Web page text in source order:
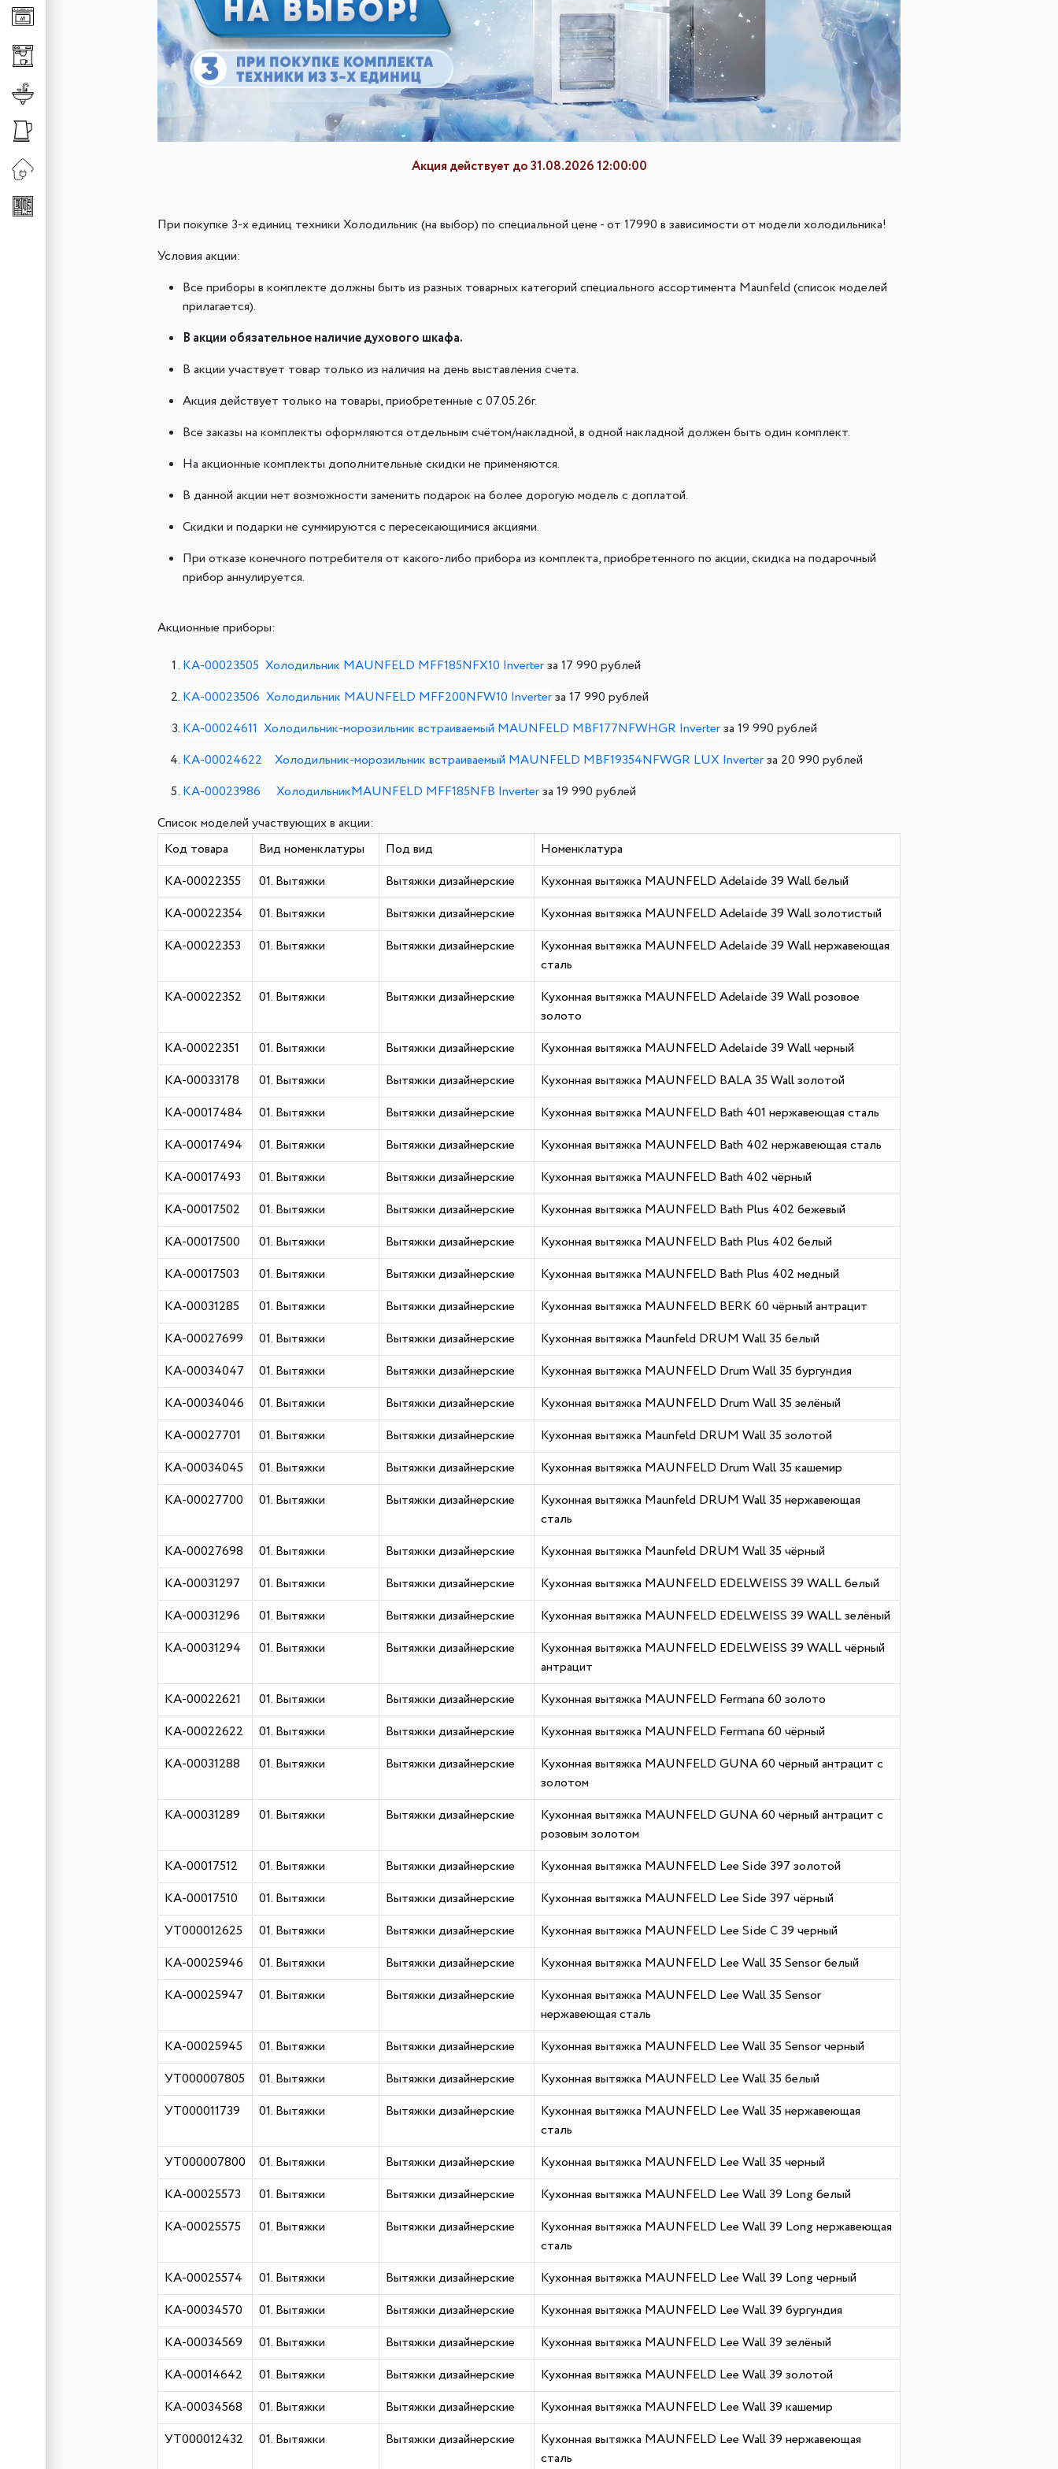
Клавиши для измельчителей
Сменная горловина для измельчителя
Переливы для моек
Смесители
Смесители для кухни
Фильтры для воды
Фильтры для воды
Универсальные системы хранения вещей
Хранение аксессуаров
Хранение обуви
Светильники индивидуального размера
Светильники для декоративной подсветки
Точечные светильники
Трансформаторы
Аксессуары и комплектующие
Акция действует до 31.08.2026 12:00:00
При покупке 3-х единиц техники Холодильник (на выбор) по специальной цене - от 17990 в зависимости от модели холодильника!
Условия акции:
Все приборы в комплекте должны быть из разных товарных категорий специального ассортимента Maunfeld (список моделей
прилагается).
В акции обязательное наличие духового шкафа.
В акции участвует товар только из наличия на день выставления счета.
Акция действует только на товары, приобретенные с 07.05.26г.
Все заказы на комплекты оформляются отдельным счётом/накладной, в одной накладной должен быть один комплект.
На акционные комплекты дополнительные скидки не применяются.
В данной акции нет возможности заменить подарок на более дорогую модель с доплатой.
Скидки и подарки не суммируются с пересекающимися акциями.
При отказе конечного потребителя от какого-либо прибора из комплекта, приобретенного по акции, скидка на подарочный
прибор аннулируется.
Акционные приборы:
КА-00023505 Холодильник MAUNFELD MFF185NFX10 Inverterза 17 990 рублей
КА-00023506 Холодильник MAUNFELD MFF200NFW10 Inverterза 17 990 рублей
КА-00024611 Холодильник-морозильник встраиваемый MAUNFELD MBF177NFWHGR Inverterза 19 990 рублей
КА-00024622 Холодильник-морозильник встраиваемый MAUNFELD MBF19354NFWGR LUX Inverterза 20 990 рублей
КА-00023986 ХолодильникMAUNFELD MFF185NFB Inverterза 19 990 рублей
Список моделей участвующих в акции:
Код товара
Вид номенклатуры Под вид
Номенклатура
КА-00022355
01. Вытяжки Вытяжки дизайнерские
Кухонная вытяжка MAUNFELD Adelaide 39 Wall белый
КА-00022354
01. Вытяжки Вытяжки дизайнерские
Кухонная вытяжка MAUNFELD Adelaide 39 Wall золотистый
КА-00022353
01. Вытяжки Вытяжки дизайнерские
Кухонная вытяжка MAUNFELD Adelaide 39 Wall нержавеющая
сталь
КА-00022352
01. Вытяжки Вытяжки дизайнерские
Кухонная вытяжка MAUNFELD Adelaide 39 Wall розовое
золото
КА-00022351
01. Вытяжки Вытяжки дизайнерские
Кухонная вытяжка MAUNFELD Adelaide 39 Wall черный
КА-00033178
01. Вытяжки Вытяжки дизайнерские
Кухонная вытяжка MAUNFELD BALA 35 Wall золотой
КА-00017484
01. Вытяжки Вытяжки дизайнерские
Кухонная вытяжка MAUNFELD Bath 401 нержавеющая сталь
КА-00017494
01. Вытяжки Вытяжки дизайнерские
Кухонная вытяжка MAUNFELD Bath 402 нержавеющая сталь
КА-00017493
01. Вытяжки Вытяжки дизайнерские
Кухонная вытяжка MAUNFELD Bath 402 чёрный
КА-00017502
01. Вытяжки Вытяжки дизайнерские
Кухонная вытяжка MAUNFELD Bath Plus 402 бежевый
КА-00017500
01. Вытяжки Вытяжки дизайнерские
Кухонная вытяжка MAUNFELD Bath Plus 402 белый
КА-00017503
01. Вытяжки Вытяжки дизайнерские
Кухонная вытяжка MAUNFELD Bath Plus 402 медный
КА-00031285
01. Вытяжки Вытяжки дизайнерские
Кухонная вытяжка MAUNFELD BERK 60 чёрный антрацит
КА-00027699
01. Вытяжки Вытяжки дизайнерские
Кухонная вытяжка Maunfeld DRUM Wall 35 белый
КА-00034047
01. Вытяжки Вытяжки дизайнерские
Кухонная вытяжка MAUNFELD Drum Wall 35 бургундия
КА-00034046
01. Вытяжки Вытяжки дизайнерские
Кухонная вытяжка MAUNFELD Drum Wall 35 зелёный
КА-00027701
01. Вытяжки Вытяжки дизайнерские
Кухонная вытяжка Maunfeld DRUM Wall 35 золотой
КА-00034045
01. Вытяжки Вытяжки дизайнерские
Кухонная вытяжка MAUNFELD Drum Wall 35 кашемир
КА-00027700
01. Вытяжки Вытяжки дизайнерские
Кухонная вытяжка Maunfeld DRUM Wall 35 нержавеющая
сталь
КА-00027698
01. Вытяжки Вытяжки дизайнерские
Кухонная вытяжка Maunfeld DRUM Wall 35 чёрный
КА-00031297
01. Вытяжки Вытяжки дизайнерские
Кухонная вытяжка MAUNFELD EDELWEISS 39 WALL белый
КА-00031296
01. Вытяжки Вытяжки дизайнерские
Кухонная вытяжка MAUNFELD EDELWEISS 39 WALL зелёный
КА-00031294
01. Вытяжки Вытяжки дизайнерские
Кухонная вытяжка MAUNFELD EDELWEISS 39 WALL чёрный
антрацит
КА-00022621
01. Вытяжки Вытяжки дизайнерские
Кухонная вытяжка MAUNFELD Fermana 60 золото
КА-00022622
01. Вытяжки Вытяжки дизайнерские
Кухонная вытяжка MAUNFELD Fermana 60 чёрный
КА-00031288
01. Вытяжки Вытяжки дизайнерские
Кухонная вытяжка MAUNFELD GUNA 60 чёрный антрацит с
золотом
КА-00031289
01. Вытяжки Вытяжки дизайнерские
Кухонная вытяжка MAUNFELD GUNA 60 чёрный антрацит с
розовым золотом
КА-00017512
01. Вытяжки Вытяжки дизайнерские
Кухонная вытяжка MAUNFELD Lee Side 397 золотой
КА-00017510
01. Вытяжки Вытяжки дизайнерские
Кухонная вытяжка MAUNFELD Lee Side 397 чёрный
УТ000012625
01. Вытяжки Вытяжки дизайнерские
Кухонная вытяжка MAUNFELD Lee Side C 39 черный
КА-00025946
01. Вытяжки Вытяжки дизайнерские
Кухонная вытяжка MAUNFELD Lee Wall 35 Sensor белый
КА-00025947
01. Вытяжки Вытяжки дизайнерские
Кухонная вытяжка MAUNFELD Lee Wall 35 Sensor
нержавеющая сталь
КА-00025945
01. Вытяжки Вытяжки дизайнерские
Кухонная вытяжка MAUNFELD Lee Wall 35 Sensor черный
УТ000007805
01. Вытяжки Вытяжки дизайнерские
Кухонная вытяжка MAUNFELD Lee Wall 35 белый
УТ000011739
01. Вытяжки Вытяжки дизайнерские
Кухонная вытяжка MAUNFELD Lee Wall 35 нержавеющая
сталь
УТ000007800
01. Вытяжки Вытяжки дизайнерские
Кухонная вытяжка MAUNFELD Lee Wall 35 черный
КА-00025573
01. Вытяжки Вытяжки дизайнерские
Кухонная вытяжка MAUNFELD Lee Wall 39 Long белый
КА-00025575
01. Вытяжки Вытяжки дизайнерские
Кухонная вытяжка MAUNFELD Lee Wall 39 Long нержавеющая
сталь
КА-00025574
01. Вытяжки Вытяжки дизайнерские
Кухонная вытяжка MAUNFELD Lee Wall 39 Long черный
КА-00034570
01. Вытяжки Вытяжки дизайнерские
Кухонная вытяжка MAUNFELD Lee Wall 39 бургундия
КА-00034569
01. Вытяжки Вытяжки дизайнерские
Кухонная вытяжка MAUNFELD Lee Wall 39 зелёный
КА-00014642
01. Вытяжки Вытяжки дизайнерские
Кухонная вытяжка MAUNFELD Lee Wall 39 золотой
КА-00034568
01. Вытяжки Вытяжки дизайнерские
Кухонная вытяжка MAUNFELD Lee Wall 39 кашемир
УТ000012432
01. Вытяжки Вытяжки дизайнерские
Кухонная вытяжка MAUNFELD Lee Wall 39 нержавеющая
сталь